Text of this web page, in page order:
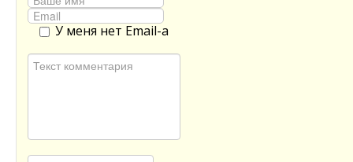
У меня нет Email-а